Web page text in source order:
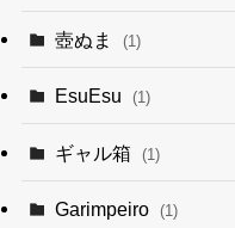
壺ぬま (1)
EsuEsu (1)
ギャル箱 (1)
Garimpeiro (1)